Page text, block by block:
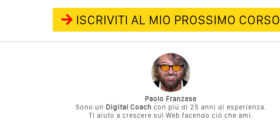
ISCRIVITI AL MIO PROSSIMO CORSO
Paolo Franzese
Sono un Digital Coach con piú di 25 anni di esperienza.
Ti aiuto a crescere sul Web facendo ció che ami.